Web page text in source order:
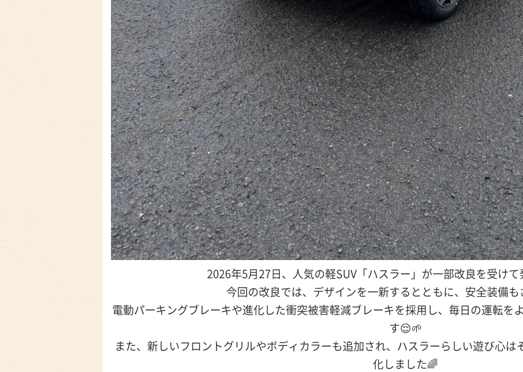
2026年5月27日、人気の軽SUV「ハスラー」が一部改良を受けて
今回の改良では、デザインを一新するとともに、安全装備も
電動パーキングブレーキや進化した衝突被害軽減ブレーキを採用し、毎日の運転を
す😌🌱‬‪
また、新しいフロントグリルやボディカラーも追加され、ハスラーらしい遊び心は
化しました🌈